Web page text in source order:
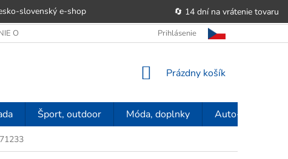
slovenský e‑shop
🔄 14 dní na vrátenie tovaru
OBCHODU OBCHODNÉ PODMIENKY POUČENIE O PRÁVE
Prihlásenie
NÁKUPNÝ
Prázdny košík
Šport, outdoor Móda, doplnky Auto-moto